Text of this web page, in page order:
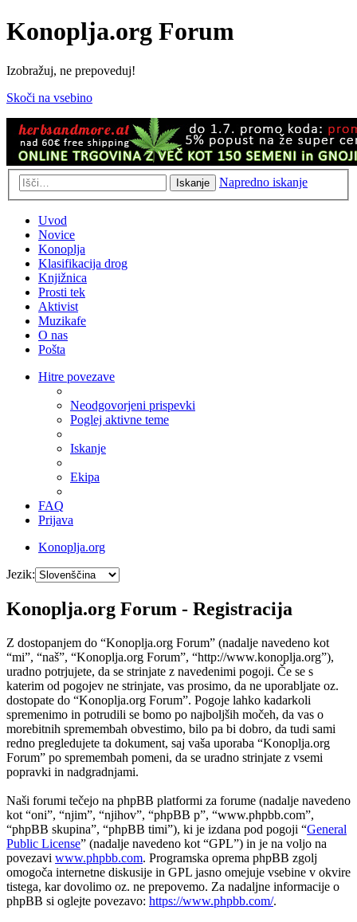
Konoplja.org Forum
Izobražuj, ne prepoveduj!
Skoči na vsebino
Iskanje Napredno iskanje
Uvod
Novice
Konoplja
Klasifikacija drog
Knjižnica
Prosti tek
Aktivist
Muzikafe
O nas
Pošta
Hitre povezave
Neodgovorjeni prispevki
Poglej aktivne teme
Iskanje
Ekipa
FAQ
Prijava
Konoplja.org
Jezik:
Konoplja.org Forum - Registracija
Z dostopanjem do “Konoplja.org Forum” (nadalje navedeno kot
“mi”, “naš”, “Konoplja.org Forum”, “http://www.konoplja.org”),
uradno potrjujete, da se strinjate z navedenimi pogoji. Če se s
katerim od pogojev ne strinjate, vas prosimo, da ne uporabljate oz.
dostopate do “Konoplja.org Forum”. Pogoje lahko kadarkoli
spremenimo in potrudili se bomo po najboljših močeh, da vas o
morebitnih spremembah obvestimo, bilo pa bi dobro, da tudi sami
redno pregledujete ta dokument, saj vaša uporaba “Konoplja.org
Forum” po spremembah pomeni, da se uradno strinjate z vsemi
popravki in nadgradnjami.
Naši forumi tečejo na phpBB platformi za forume (nadalje navedeno
kot “oni”, “njim”, “njihov”, “phpBB p”, “www.phpbb.com”,
“phpBB skupina”, “phpBB timi”), ki je izdana pod pogoji “General
Public License” (nadalje navedeno kot “GPL”) in je na voljo na
povezavi www.phpbb.com. Programska oprema phpBB zgolj
omogoča internetne diskusije in GPL jasno omejuje vsebine v okvire
tistega, kar dovolimo oz. ne prepovemo. Za nadaljne informacije o
phpBB si oglejte povezavo: https://www.phpbb.com/.